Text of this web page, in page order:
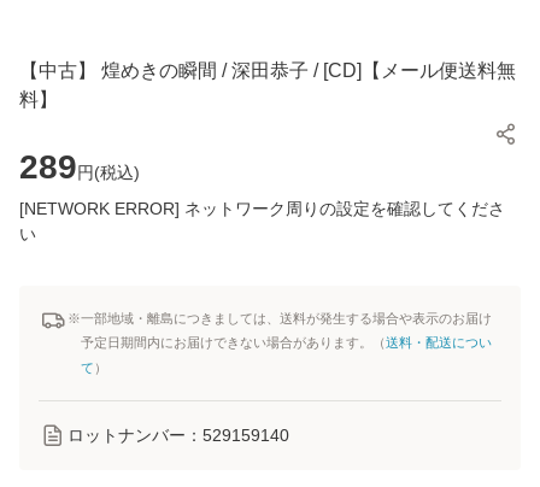
【中古】 煌めきの瞬間 / 深田恭子 / [CD]【メール便送料無
料】
289円(税込)
[NETWORK ERROR] ネットワーク周りの設定を確認してくださ
い
※一部地域・離島につきましては、送料が発生する場合や表示のお届け
予定日期間内にお届けできない場合があります。（送料・配送につい
て ）
ロットナンバー： 529159140